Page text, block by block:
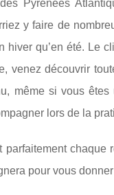
Pyrénées
y faire de
hiver qu’en été. Le
venez découvrir
même si vous
lors de la
parfaitement
pour vous